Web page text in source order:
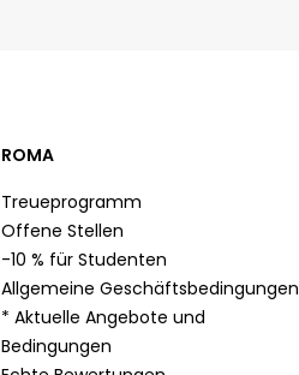
ROMA
Treueprogramm
Offene Stellen
-10 % für Studenten
Allgemeine Geschäftsbedingungen
* Aktuelle Angebote und
Bedingungen